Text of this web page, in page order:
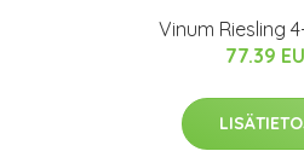
Vinum Riesling
77.39